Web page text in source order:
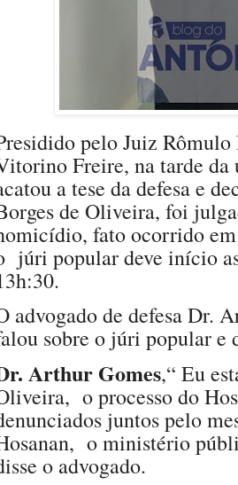
pelo Juiz
Freire, na tarde da
a tese da defesa e
de Oliveira, foi
fato ocorrido
júri popular deve início
advogado de defesa Dr.
sobre o júri popular e
Arthur Gomes,“ Eu
o processo do
juntos pelo
o ministério
o advogado.